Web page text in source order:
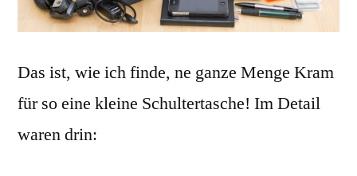
Das ist, wie ich finde, ne ganze Menge Kram
für so eine kleine Schultertasche! Im Detail
waren drin: